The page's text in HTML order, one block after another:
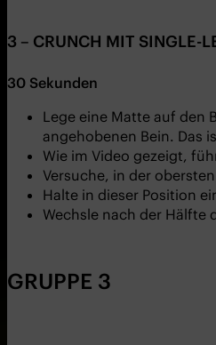
3 – CRUNCH MIT SINGLE-
30 Sekunden
Lege eine Matte auf den
angehobenen Bein. Das
Wie im Video gezeigt,
Versuche, in der
Halte in dieser Position
Wechsle nach der Hälfte
GRUPPE 3